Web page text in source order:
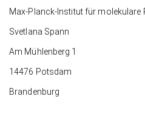
Max-Planck-Institut für molekulare
Svetlana Spann
Am Mühlenberg 1
14476 Potsdam
Brandenburg